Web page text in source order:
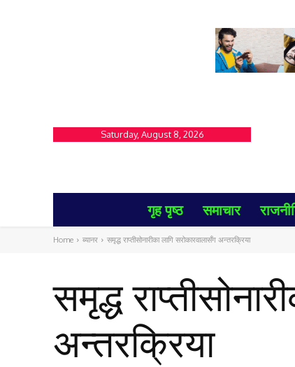
Saturday, August 8, 2026
गृह पृष्ठ समाचार
Home ब्यानर समृद्ध राप्तीसोनारीका लागि सरोकारवालासँग अन्तरक्रिया
समृद्ध
अन्तरक्रिया